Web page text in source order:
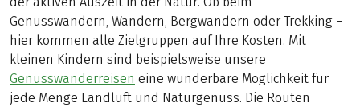
Genusswandern, Wandern, Bergwandern oder Trekking –
hier kommen alle Zielgruppen auf Ihre Kosten. Mit
kleinen Kindern sind beispielsweise unsere
Genusswanderreisen eine wunderbare Möglichkeit für
jede Menge Landluft und Naturgenuss. Die Routen